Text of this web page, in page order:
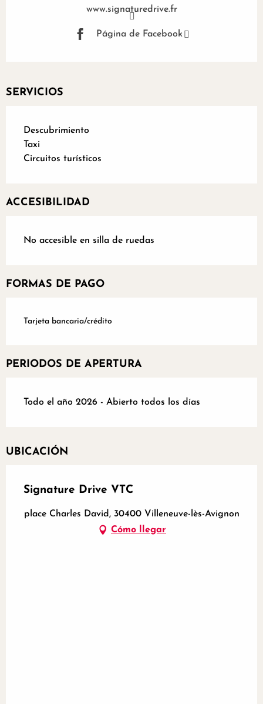
www.signaturedrive.fr
Página de Facebook
SERVICIOS
Descubrimiento
Taxi
Circuitos turísticos
ACCESIBILIDAD
No accesible en silla de ruedas
FORMAS DE PAGO
Tarjeta bancaria/crédito
PERIODOS DE APERTURA
Todo el año 2026 - Abierto todos los días
UBICACIÓN
Signature Drive VTC
place Charles David, 30400 Villeneuve-lès-Avignon
Cómo llegar